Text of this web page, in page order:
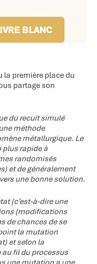
BLANC
la première place du
partage son
du recuit simulé
méthode
métallurgique. Le
plus rapide à
randomisés
et de généralement
une bonne solution.
(c’est-à-dire une
(modifications
de chances de se
la mutation
et selon la
fil du processus